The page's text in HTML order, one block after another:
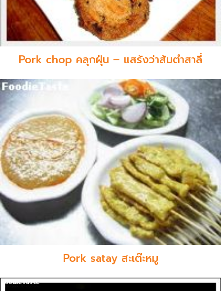
Pork chop คลุกฝุ่น – แสร้งว่าส้มตำสาลี่
Pork satay สะเต๊ะหมู